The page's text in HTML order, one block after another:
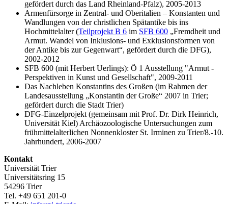
gefördert durch das Land Rheinland-Pfalz), 2005-2013
Armenfürsorge in Zentral- und Oberitalien – Konstanten und
Wandlungen von der christlichen Spätantike bis ins
Hochmittelalter (Teilprojekt B 6 im SFB 600 „Fremdheit und
Armut. Wandel von Inklusions- und Exklusionsformen von
der Antike bis zur Gegenwart“, gefördert durch die DFG),
2002-2012
SFB 600 (mit Herbert Uerlings): Ö 1 Ausstellung "Armut -
Perspektiven in Kunst und Gesellschaft", 2009-2011
Das Nachleben Konstantins des Großen (im Rahmen der
Landesausstellung „Konstantin der Große“ 2007 in Trier;
gefördert durch die Stadt Trier)
DFG-Einzelprojekt (gemeinsam mit Prof. Dr. Dirk Heinrich,
Universität Kiel) Archäozoologische Untersuchungen zum
frühmittelalterlichen Nonnenkloster St. Irminen zu Trier/8.-10.
Jahrhundert, 2006-2007
Kontakt
Universität Trier
Universitätsring 15
54296 Trier
Tel. +49 651 201-0